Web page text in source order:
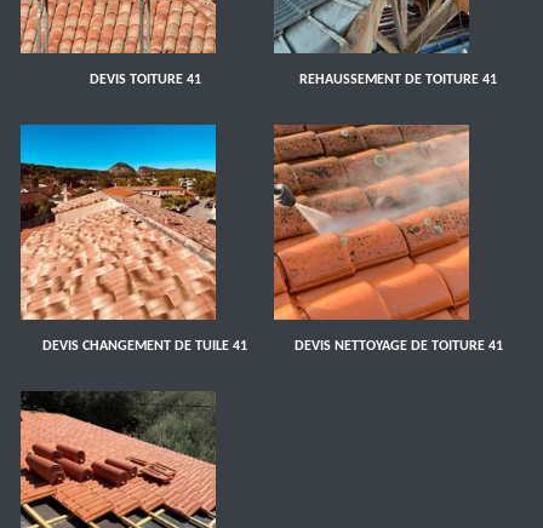
DEVIS TOITURE 41 REHAUSSEMENT DE TOITURE 41
DEVIS CHANGEMENT DE TUILE 41 DEVIS NETTOYAGE DE TOITURE 41